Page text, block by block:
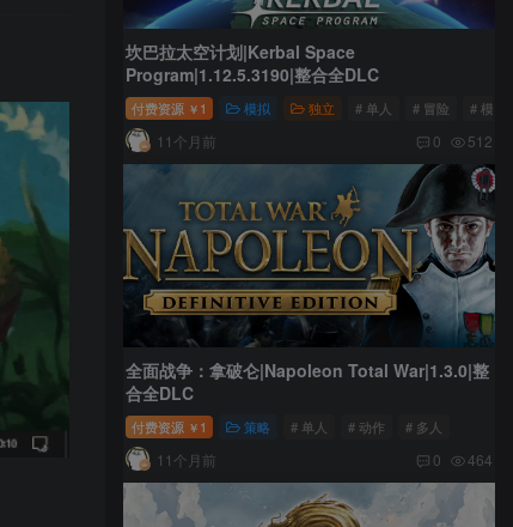
坎巴拉太空计划|Kerbal Space
Program|1.12.5.3190|整合全DLC
付费资源 ￥ 1 模拟 独立 # 单人 # 冒险 # 模拟
11个月前 0 512
全面战争：拿破仑|Napoleon Total War|1.3.0|整
合全DLC
付费资源 ￥ 1 策略 # 单人 # 动作 # 多人
11个月前 0 464